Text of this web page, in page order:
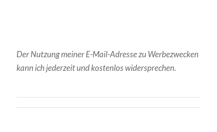
Der Nutzung meiner E-Mail-Adresse zu Werbezwecken
kann ich jederzeit und kostenlos widersprechen.